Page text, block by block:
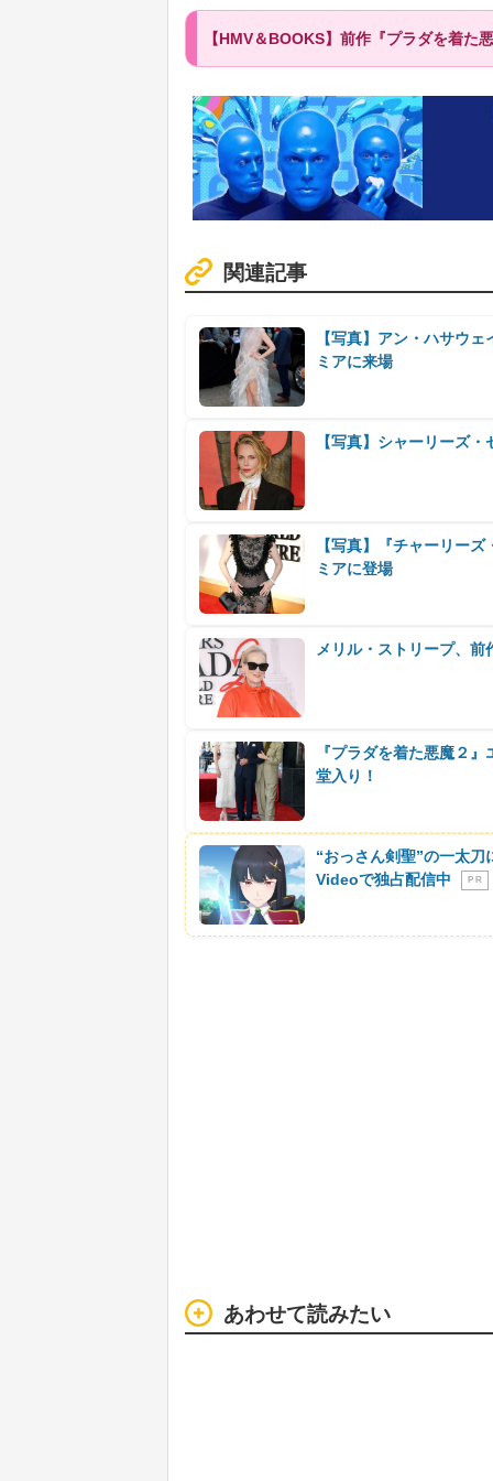
【HMV＆BOOKS】前作『プラダを着た
関連記事
【写真】アン・ハサウ
ミアに来場
【写真】シャーリーズ
【写真】『チャーリー
ミアに登場
メリル・ストリープ、
『プラダを着た悪魔２
堂入り！
“おっさん剣聖”の一太
Videoで独占配信中
P R
あわせて読みたい